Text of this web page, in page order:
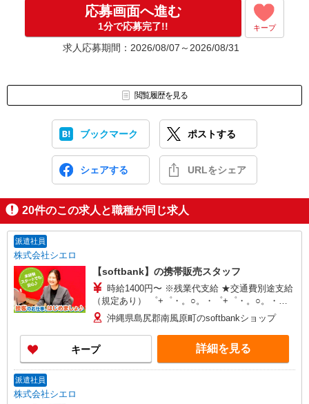
応募画面へ進む
1分で応募完了!! キープ
求人応募期間：2026/08/07～2026/08/31
閲覧履歴を見る
ブックマーク ポストする
シェアする URLをシェア
20件のこの求人と職種が同じ求人
派遣社員
株式会社シエロ
【softbank】の携帯販売スタッフ
時給1400円〜 ※残業代支給 ★交通費別途支給
（規定あり） ゜+゜・。○。・゜+゜・。○。・゜
+゜ 入社祝い金10万円支給(規定有) お友達を紹介
頂くと, インセンティブ支給(規定有) ★月2回払
い・週払い可能（規程有）★ ゜・。○。・゜
+゜・。○。・゜+゜
沖縄県島尻郡南風原町のsoftbankショップ
キープ 詳細を見る
派遣社員
株式会社シエロ